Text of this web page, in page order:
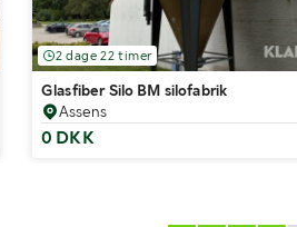
12 æsker
2 dage 22 timer
Glasfiber Silo BM silofabrik
Assens
0 DKK